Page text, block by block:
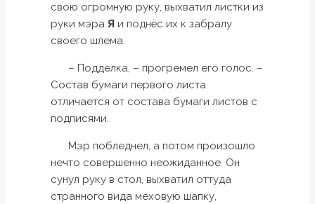
свою огромную руку, выхватил листки из
руки мэра Я и поднёс их к забралу
своего шлема.
– Подделка, – прогремел его голос. –
Состав бумаги первого листа
отличается от состава бумаги листов с
подписями.
Мэр побледнел, а потом произошло
нечто совершенно неожиданное. Он
сунул руку в стол, выхватил оттуда
странного вида меховую шапку,